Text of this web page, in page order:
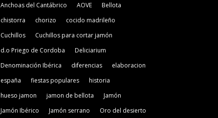
Anchoas del Cantábrico
AOVE
Bellota
chistorra
chorizo
cocido madrileño
Cuchillos
Cuchillos para cortar jamón
d.o Priego de Cordoba
Deliciarium
Denominación Ibérica
diferencias
elaboracion
españa
fiestas populares
historia
hueso jamon
jamon de bellota
Jamón
Jamón Ibérico
Jamón serrano Oro del desierto